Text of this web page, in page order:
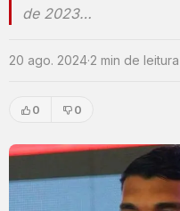
de 2023…
20 ago. 2024·2 min de leitura
0 0